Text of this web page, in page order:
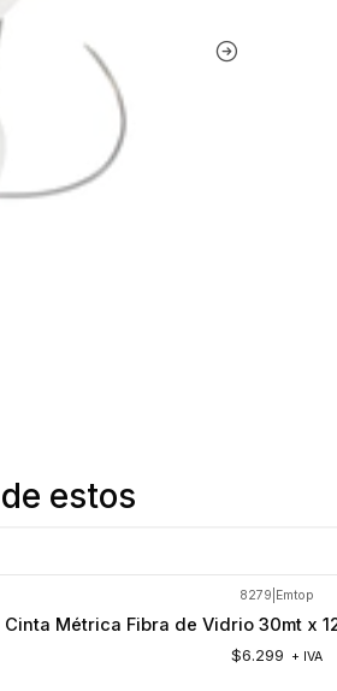
estos
8279 Emtop
Cinta Métrica Fibra de Vidrio 30mt x
$6.299 + IVA